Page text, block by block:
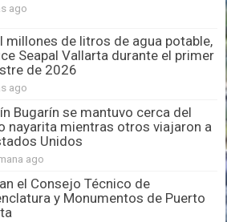
ago
millones de litros de agua potable,
Seapal Vallarta durante el primer
de 2026
ago
Bugarín se mantuvo cerca del
nayarita mientras otros viajaron a
Unidos
ago
el Consejo Técnico de
y Monumentos de Puerto